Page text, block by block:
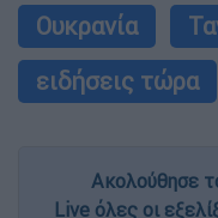
Ουκρανία
ειδήσεις τώρα
Ακολούθησε
Live όλες οι